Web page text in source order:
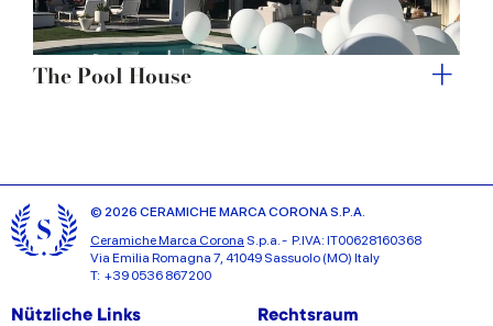
The Pool House
© 2026 CERAMICHE MARCA CORONA S.P.A.
Ceramiche Marca Corona S.p.a. - P.IVA: IT00628160368
Via Emilia Romagna 7, 41049 Sassuolo (MO) Italy
T: +39 0536 867200
Nützliche Links Rechtsraum